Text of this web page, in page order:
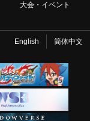
大会・イベント
English 简体中文